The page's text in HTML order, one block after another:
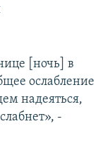
[ночь] в
ослабление
надеяться,
-